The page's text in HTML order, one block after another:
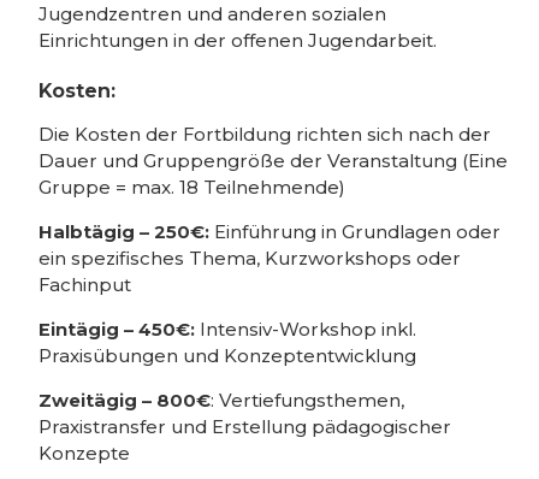
Jugendzentren und anderen sozialen
Einrichtungen in der offenen Jugendarbeit.
Kosten:
Die Kosten der Fortbildung richten sich nach der
Dauer und Gruppengröße der Veranstaltung (Eine
Gruppe = max. 18 Teilnehmende)
Halbtägig – 250€: Einführung in Grundlagen oder
ein spezifisches Thema, Kurzworkshops oder
Fachinput
Eintägig – 450€: Intensiv-Workshop inkl.
Praxisübungen und Konzeptentwicklung
Zweitägig – 800€: Vertiefungsthemen,
Praxistransfer und Erstellung pädagogischer
Konzepte